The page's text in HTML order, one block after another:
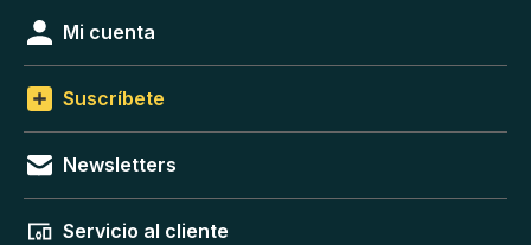
Mi cuenta
Suscríbete
Newsletters
Servicio al cliente